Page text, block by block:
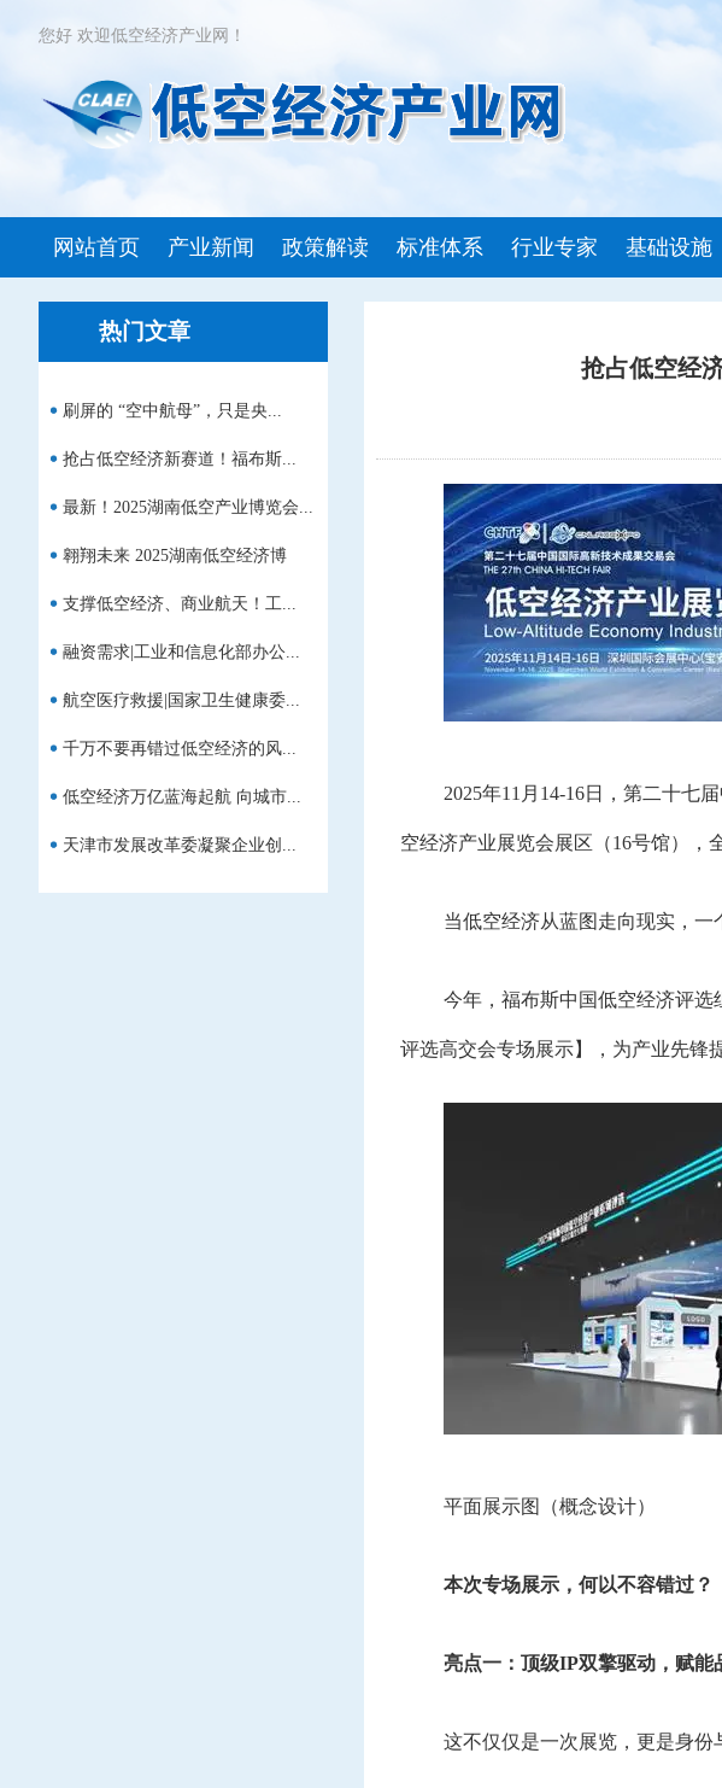
您好 欢迎低空经济产业网！
网站首页 产业新闻 政策解读 标准体系 行业专家 基础设施
热门文章
刷屏的 “空中航母”，只是央...
抢占低空经济新赛道！福布斯...
最新！2025湖南低空产业博览会...
翱翔未来 2025湖南低空经济博
览...
支撑低空经济、商业航天！工...
融资需求|工业和信息化部办公...
航空医疗救援|国家卫生健康委...
千万不要再错过低空经济的风...
低空经济万亿蓝海起航 向城市...
天津市发展改革委凝聚企业创...
抢占低空经
2025年11 月 14-16日，第二十七
空经济产业展览会展区（16号馆），
当低空经济从蓝图走向现实，一
今年，福布斯中国低空经济评选
评选高交会专场展示】，为产业先锋
平面展示图（概念设计）
本次专场展示，何以不容错过？
亮点一：顶级IP双擎驱动，赋能
这不仅仅是一次展览，更是身份